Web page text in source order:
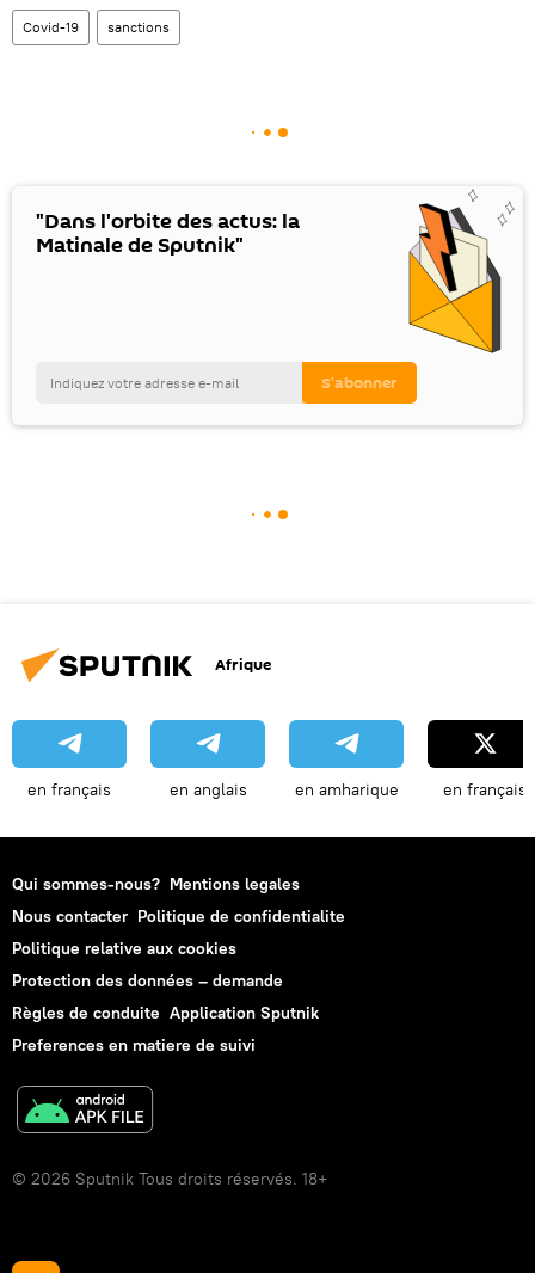
Covid-19 sanctions
"Dans l'orbite des actus: la
Matinale de Sputnik"
Afrique
en français en anglais en amharique en français
Qui sommes-nous? Mentions legales
Nous contacter Politique de confidentialite
Politique relative aux cookies
Protection des données – demande
Règles de conduite Application Sputnik
Preferences en matiere de suivi
© 2026 Sputnik Tous droits réservés. 18+